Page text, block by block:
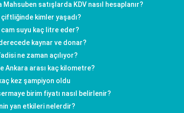
Mahsuben satışlarda KDV nasıl hesaplanır?
çiftliğinde kimler yaşadı?
cam suyu kaç litre eder?
kaynar ve donar?
ne zaman açılıyor?
Ankara arası kaç kilometre?
kez şampiyon oldu
birim fiyatı nasıl belirlenir?
yan etkileri nelerdir?